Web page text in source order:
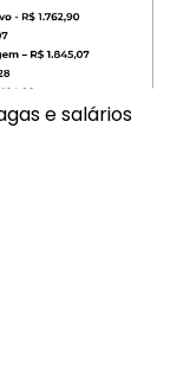
e salários